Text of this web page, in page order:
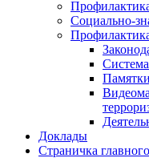
Социально-
Памятки
Доклады
Страничка